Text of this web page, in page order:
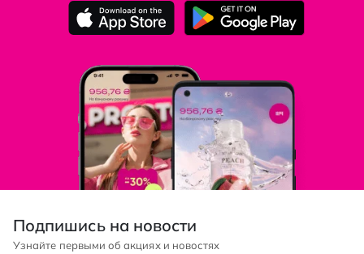
Подпишись на новости
Узнайте первыми об акциях и новостях